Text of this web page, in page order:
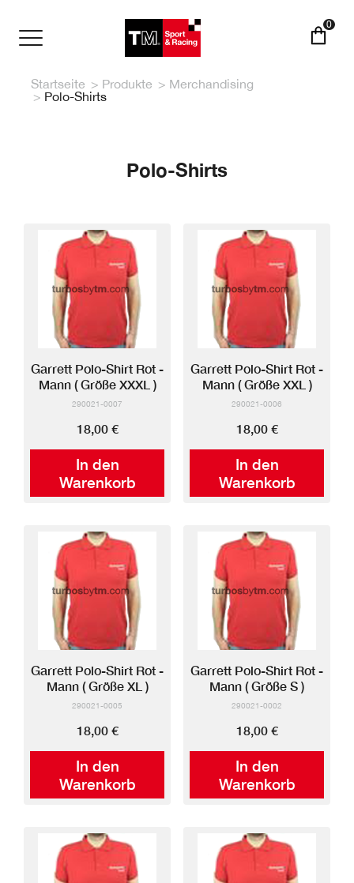
InhaltToggle
navigation
0
Startseite Produkte
Merchandising
Polo-Shirts
Polo-Shirts
In den
Warenkorb
Garrett Polo-Shirt Rot -
Mann ( Größe XXXL )
290021-0007
18,00 €
In den
Warenkorb
Garrett Polo-Shirt Rot -
Mann ( Größe XXL )
290021-0006
18,00 €
In den
Warenkorb
Garrett Polo-Shirt Rot -
Mann ( Größe XL )
290021-0005
18,00 €
In den
Warenkorb
Garrett Polo-Shirt Rot -
Mann ( Größe S )
290021-0002
18,00 €